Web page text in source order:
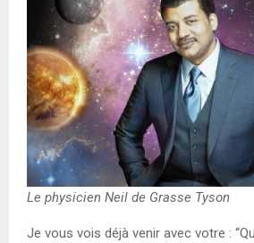
Le physicien Neil de Grasse Tyson
Je vous vois déjà venir avec votre :